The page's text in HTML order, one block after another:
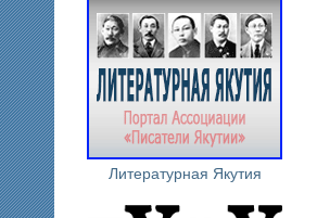
Литературная Якутия